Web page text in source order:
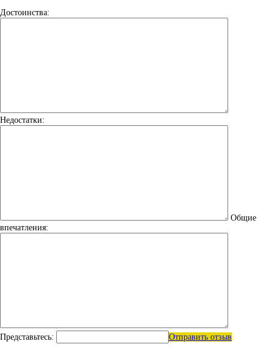
Достоинства:
Недостатки:
Общие
впечатления:
Представьтесь: Отправить отзыв